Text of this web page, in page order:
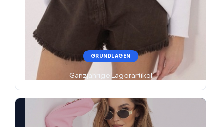
GRUNDLAGEN
Ganzjährige Lagerartikel